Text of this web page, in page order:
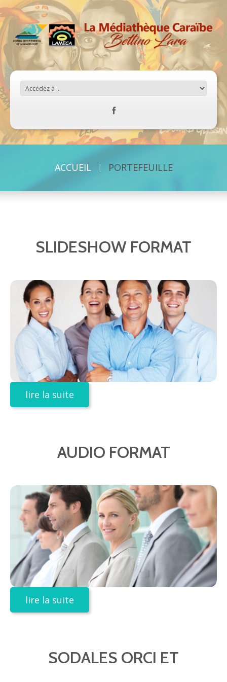
ACCUEIL PORTEFEUILLE
SLIDESHOW FORMAT
lire la suite
AUDIO FORMAT
lire la suite
SODALES ORCI ET